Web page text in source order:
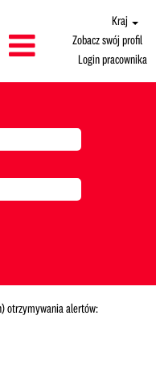
Kraj
Zobacz swój profil
Login pracownika
otrzymywania alertów: